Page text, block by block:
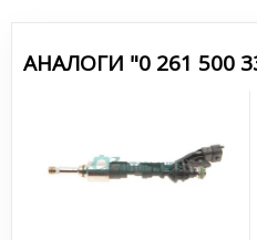
АНАЛОГИ "0 261 500